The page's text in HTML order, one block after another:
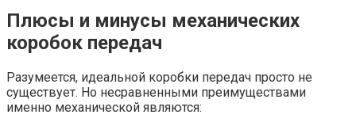
Плюсы и минусы механических
коробок передач
Разумеется, идеальной коробки передач просто не
существует. Но несравненными преимуществами
именно механической являются: